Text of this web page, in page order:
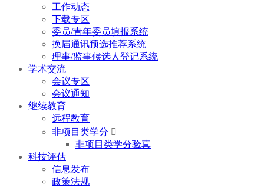
工作动态
下载专区
委员/青年委员填报系统
换届通讯预选推荐系统
理事/监事候选人登记系统
学术交流
会议专区
会议通知
继续教育
远程教育
非项目类学分 
非项目类学分验真
科技评估
信息发布
政策法规